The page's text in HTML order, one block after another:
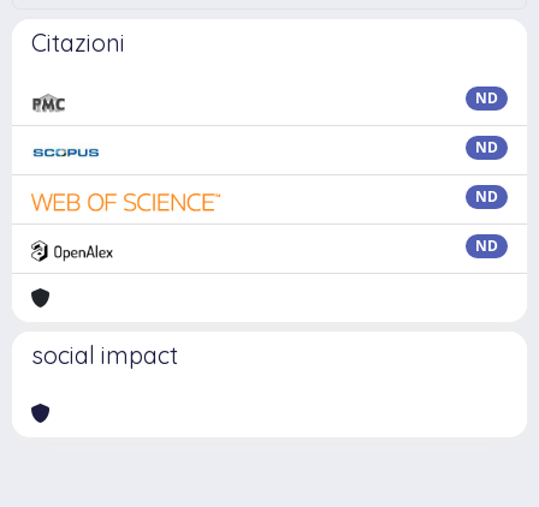
Citazioni
ND
ND
ND
ND
social impact